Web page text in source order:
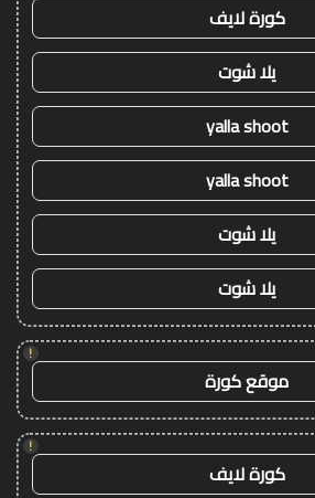
كورة لايف
يلا شوت
yalla shoot
yalla shoot
يلا شوت
يلا شوت
!
موقع كورة
!
كورة لايف